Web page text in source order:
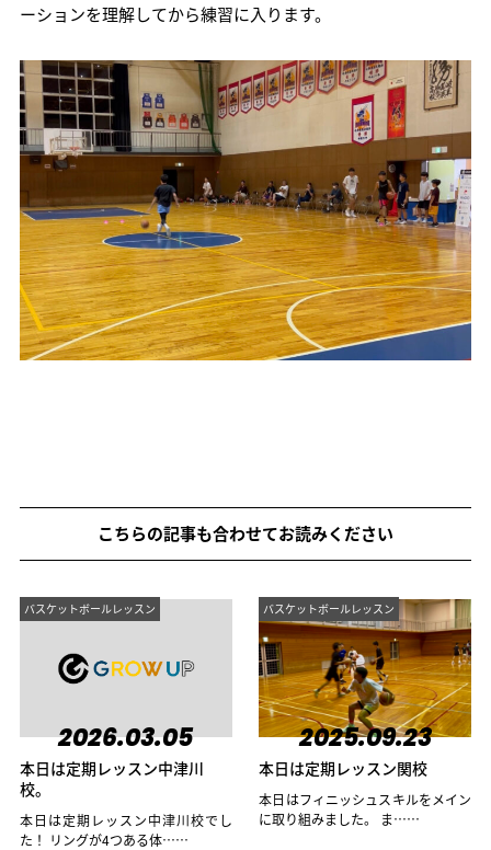
ーションを理解してから練習に入ります。
こちらの記事も合わせてお読みください
バスケットボールレッスン
2026.03.05
本日は定期レッスン中津川
校。
本日は定期レッスン中津川校でし
た！ リングが4つある体……
バスケットボールレッスン
2025.09.23
本日は定期レッスン関校
本日はフィニッシュスキルをメイン
に取り組みました。 ま……